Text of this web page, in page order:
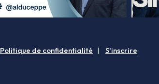
Politique de confidentialité | S'inscrire